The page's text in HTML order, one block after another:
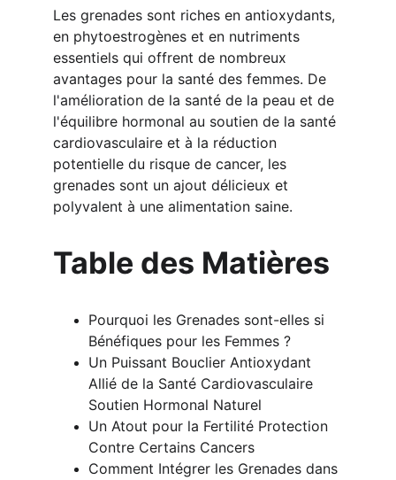
Les grenades sont riches en antioxydants,
en phytoestrogènes et en nutriments
essentiels qui offrent de nombreux
avantages pour la santé des femmes. De
l'amélioration de la santé de la peau et de
l'équilibre hormonal au soutien de la santé
cardiovasculaire et à la réduction
potentielle du risque de cancer, les
grenades sont un ajout délicieux et
polyvalent à une alimentation saine.
Table des Matières
Pourquoi les Grenades sont-elles si
Bénéfiques pour les Femmes ?
Un Puissant Bouclier Antioxydant
Allié de la Santé Cardiovasculaire
Soutien Hormonal Naturel
Un Atout pour la Fertilité Protection
Contre Certains Cancers
Comment Intégrer les Grenades dans